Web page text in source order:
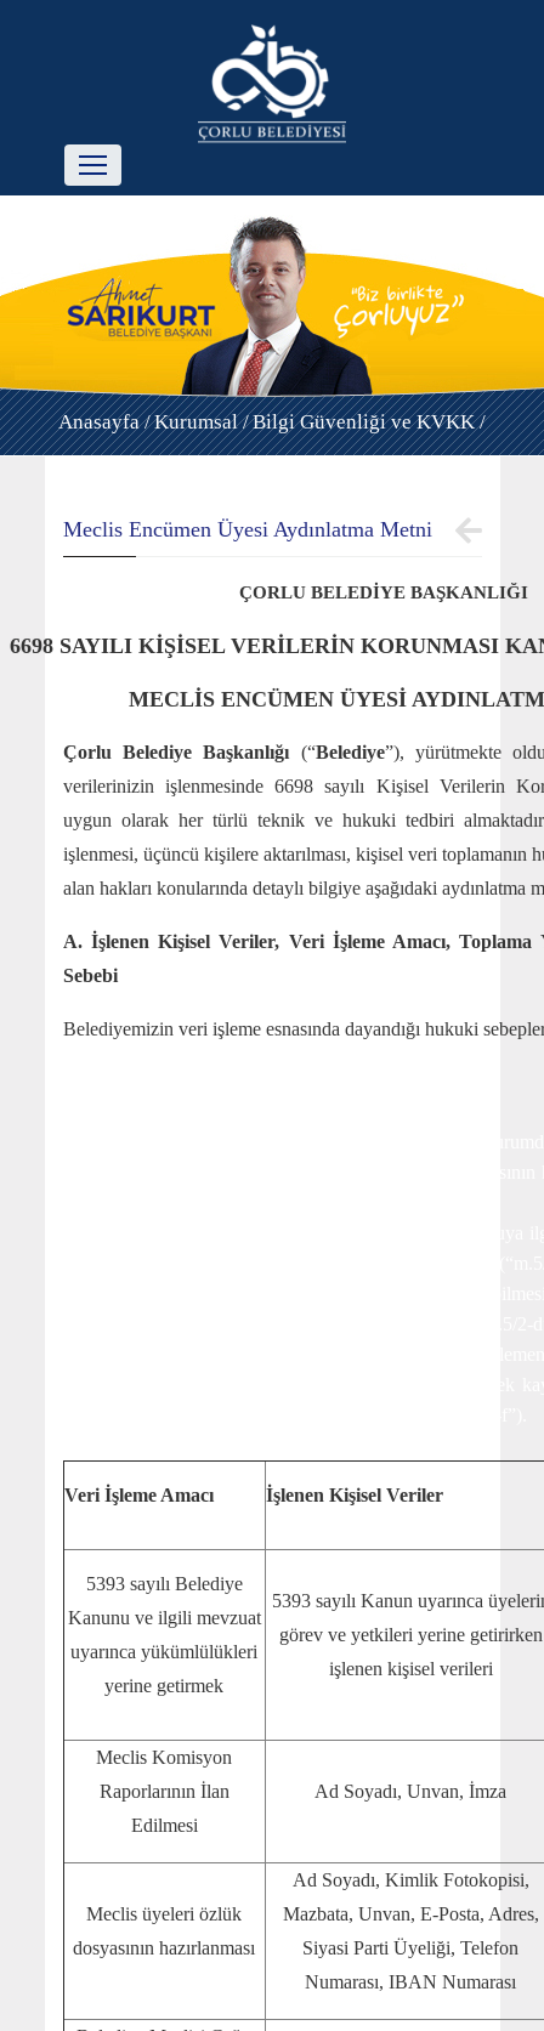
Anasayfa /Kurumsal /Bilgi Güvenliği ve KVKK /
Meclis Encümen Üyesi Aydınlatma Metni
ÇORLU BELEDİYE BAŞKANLIĞI
6698 SAYILI KİŞİSEL VERİLERİN KORUNMASI
MECLİS ENCÜMEN ÜYESİ
Çorlu Belediye Başkanlığı (“Belediye”), yürütmekte
verilerinizin işlenmesinde 6698 sayılı Kişisel Verilerin
uygun olarak her türlü teknik ve hukuki tedbiri
işlenmesi, üçüncü kişilere aktarılması, kişisel veri
alan hakları konularında detaylı bilgiye aşağıdaki aydınlatma
A. İşlenen Kişisel Veriler, Veri İşleme Amacı, Toplama
Sebebi
Belediyemizin veri işleme esnasında dayandığı hukuki
Veri İşleme Amacı İşlenen Kişisel Veriler
5393 sayılı Belediye
Kanunu ve ilgili mevzuat
uyarınca yükümlülükleri
yerine getirmek
5393 sayılı Kanun uyarınca
görev ve yetkileri yerine getirirken
işlenen kişisel verileri
Meclis Komisyon
Raporlarının İlan
Edilmesi
Ad Soyadı, Unvan, İmza
Meclis üyeleri özlük
dosyasının hazırlanması
Ad Soyadı, Kimlik Fotokopisi,
Mazbata, Unvan, E-Posta, Adres,
Siyasi Parti Üyeliği, Telefon
Numarası, IBAN Numarası